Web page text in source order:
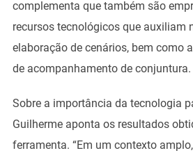
complementa que também são
recursos tecnológicos que auxiliam
elaboração de cenários, bem como
de acompanhamento de conjuntura.
Sobre a importância da tecnologia
Guilherme aponta os resultados
ferramenta. “Em um contexto